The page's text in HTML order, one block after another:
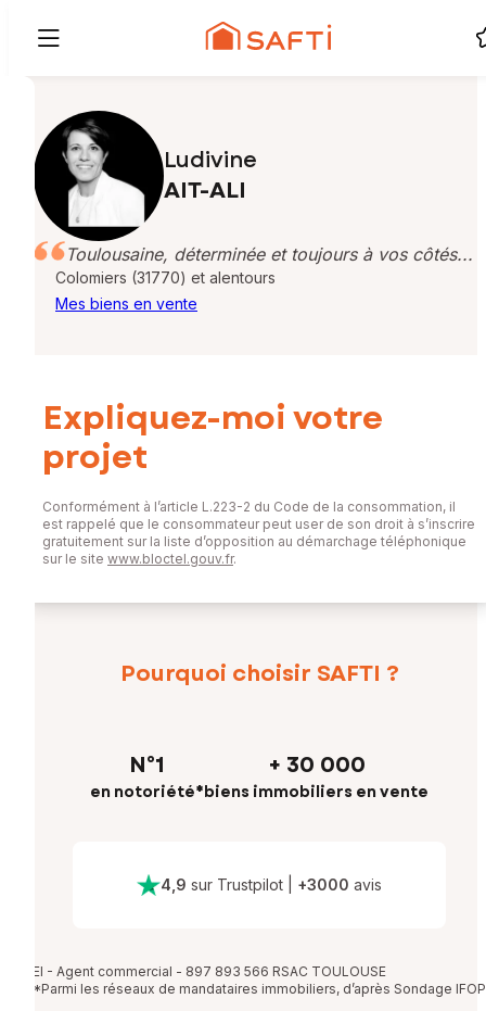
Ludivine
AIT-ALI
Toulousaine, déterminée et toujours à vos côtés...
Colomiers (31770) et alentours
Mes biens en vente
Pourquoi choisir SAFTI ?
N°1
en notoriété*
+ 30 000
biens immobiliers en vente
4,9 sur Trustpilot| +3000 avis
EI - Agent commercial - 897 893 566 RSAC TOULOUSE
*Parmi les réseaux de mandataires immobiliers, d’après Sondage IFOP
Expliquez-moi votre
projet
Conformément à l’article L.223-2 du Code de la consommation, il
est rappelé que le consommateur peut user de son droit à s’inscrire
gratuitement sur la liste d’opposition au démarchage téléphonique
sur le site www.bloctel.gouv.fr.